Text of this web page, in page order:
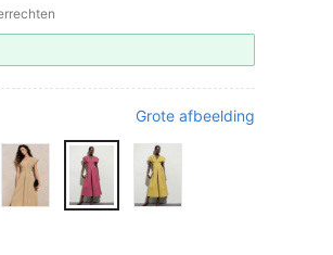
Grote afbeelding